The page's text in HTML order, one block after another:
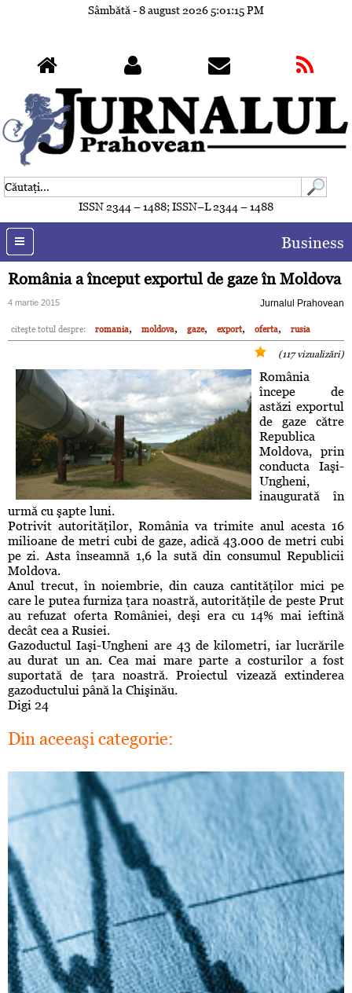
Sâmbătă - 8 august 2026 5:01:18 PM
ISSN 2344 – 1488; ISSN–L 2344 – 1488
Business
România a început exportul de gaze în Moldova
4 martie 2015 Jurnalul Prahovean
citeşte totul despre: romania, moldova, gaze, export, oferta, rusia
(117 vizualizări)
România
începe de
astăzi exportul
de gaze către
Republica
Moldova, prin
conducta Iaşi-
Ungheni,
inaugurată în
urmă cu şapte luni.
Potrivit autorităţilor, România va trimite anul acesta 16
milioane de metri cubi de gaze, adică 43.000 de metri cubi
pe zi. Asta înseamnă 1,6 la sută din consumul Republicii
Moldova.
Anul trecut, în noiembrie, din cauza cantităţilor mici pe
care le putea furniza ţara noastră, autorităţile de peste Prut
au refuzat oferta României, deşi era cu 14% mai ieftină
decât cea a Rusiei.
Gazoductul Iaşi-Ungheni are 43 de kilometri, iar lucrările
au durat un an. Cea mai mare parte a costurilor a fost
suportată de ţara noastră. Proiectul vizează extinderea
gazoductului până la Chişinău.
Digi 24
Din aceeaşi categorie: